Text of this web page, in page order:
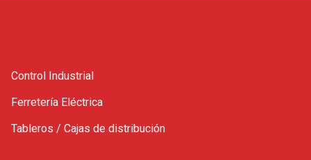
Control Industrial
Ferretería Eléctrica
Tableros / Cajas de distribución